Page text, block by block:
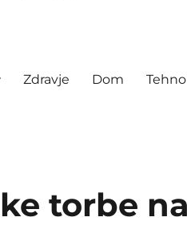
Zdravje Dom
torbe